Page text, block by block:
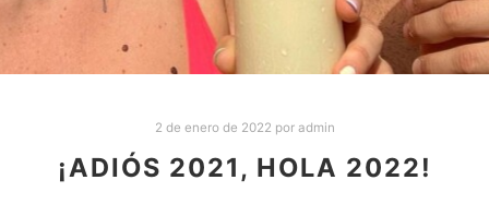
2 de enero de 2022 por admin
¡ADIÓS 2021, HOLA 2022!